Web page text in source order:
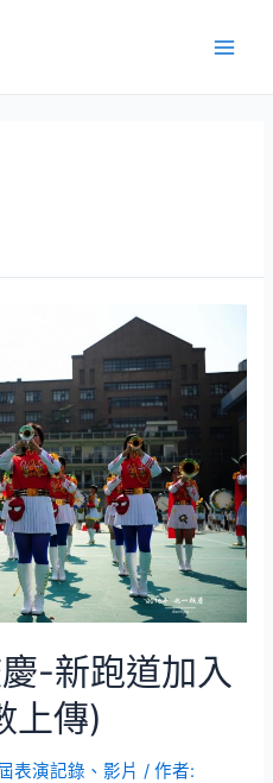
-新跑道加入
上傳)
表演記錄、影片 / 作者: